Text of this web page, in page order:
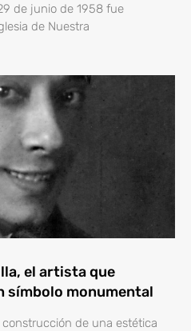
de junio de 1958 fue
de Nuestra
el artista que
símbolo monumental
de una estética